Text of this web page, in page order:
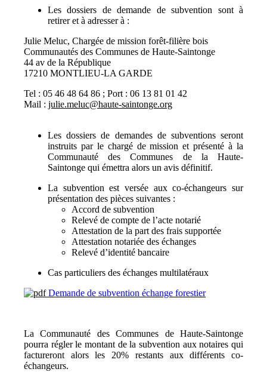
Les dossiers de demande de subvention sont à
retirer et à adresser à :
Julie Meluc, Chargée de mission forêt-filière bois
Communautés des Communes de Haute-Saintonge
44 av de la République
17210 MONTLIEU-LA GARDE
Tel : 05 46 48 64 86 ; Port : 06 13 81 01 42
Mail : julie.meluc@haute-saintonge.org
Les dossiers de demandes de subventions seront
instruits par le chargé de mission et présenté à la
Communauté des Communes de la Haute-
Saintonge qui émettra alors un avis définitif.
La subvention est versée aux co-échangeurs sur
présentation des pièces suivantes :
Accord de subvention
Relevé de compte de l’acte notarié
Attestation de la part des frais supportée
Attestation notariée des échanges
Relevé d’identité bancaire
Cas particuliers des échanges multilatéraux
Demande de subvention échange forestier
La Communauté des Communes de Haute-Saintonge
pourra régler le montant de la subvention aux notaires qui
factureront alors les 20% restants aux différents co-
échangeurs.